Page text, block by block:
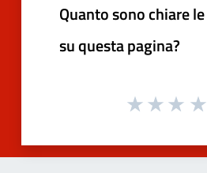
Quanto sono chiare
su questa pagina?